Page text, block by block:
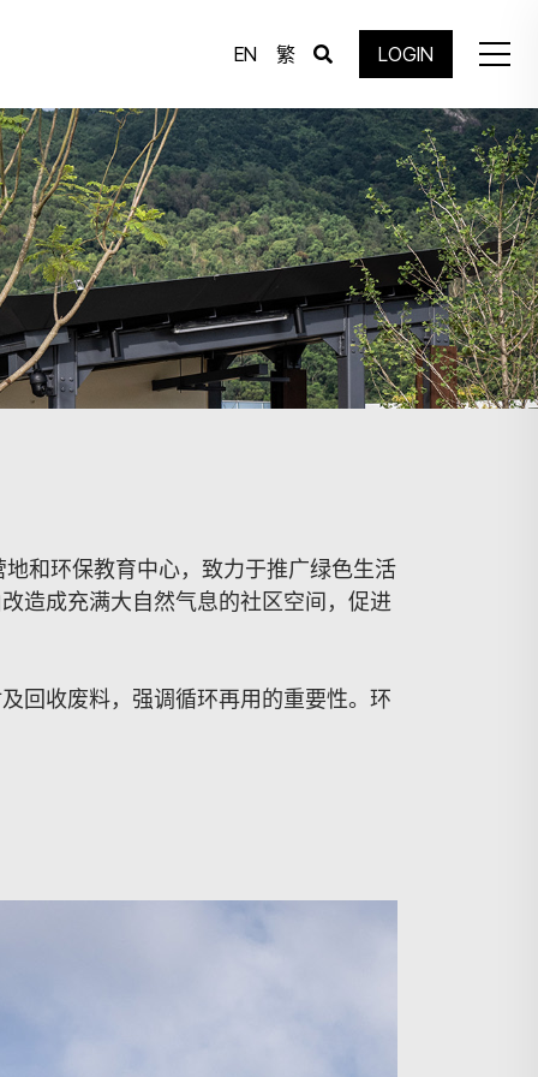
EN 繁 LOGIN
和环保教育中心，致力于推广绿色生活
造成充满大自然气息的社区空间，促进
回收废料，强调循环再用的重要性。环